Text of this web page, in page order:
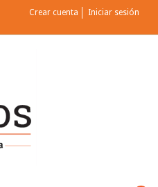
Crear cuenta Iniciar sesión